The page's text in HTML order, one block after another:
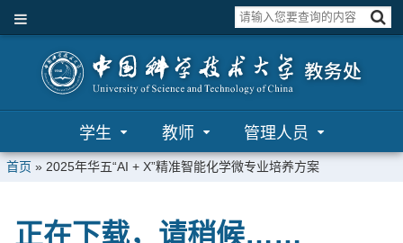
学生 教师 管理人员
首页 » 2025年华五“AI + X”精准智能化学微专业培养方案
正在下载，请稍候……